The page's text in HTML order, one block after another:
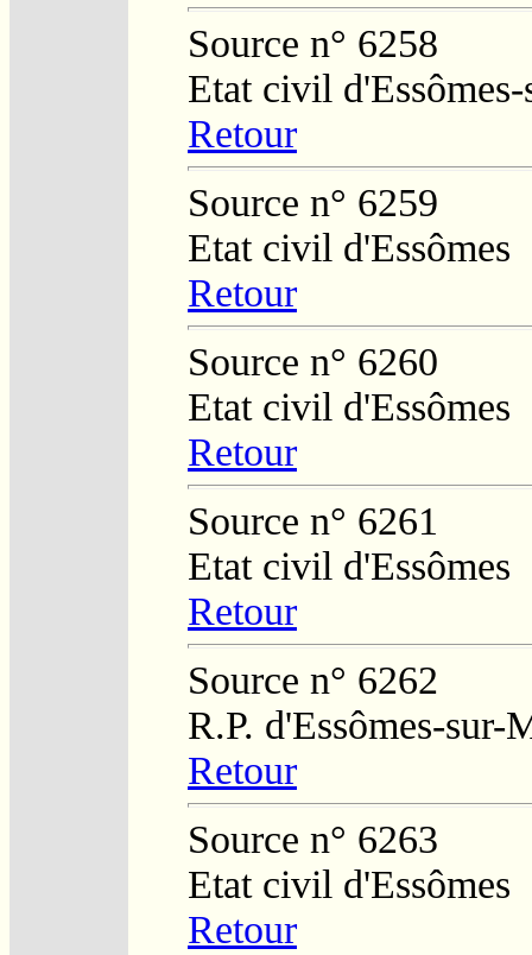
Source n° 6258
Etat civil
Retour
Source n° 6259
Etat civil d'Essômes
Retour
Source n° 6260
Etat civil d'Essômes
Retour
Source n° 6261
Etat civil d'Essômes
Retour
Source n° 6262
R.P. d'Essômes-sur-
Retour
Source n° 6263
Etat civil d'Essômes
Retour